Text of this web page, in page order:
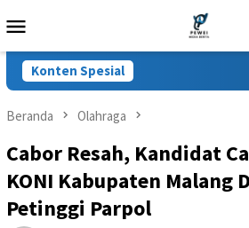
ke
Mobile
Konten Spesial
Beranda Olahraga
Cabor Resah, Kandidat
KONI Kabupaten Malang
Petinggi Parpol